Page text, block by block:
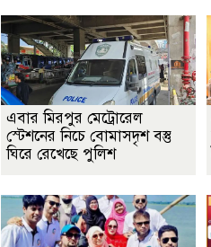
এবার মিরপুর মেট্রোরেল
স্টেশনের নিচে বোমাসদৃশ বস্তু
ঘিরে রেখেছে পুলিশ